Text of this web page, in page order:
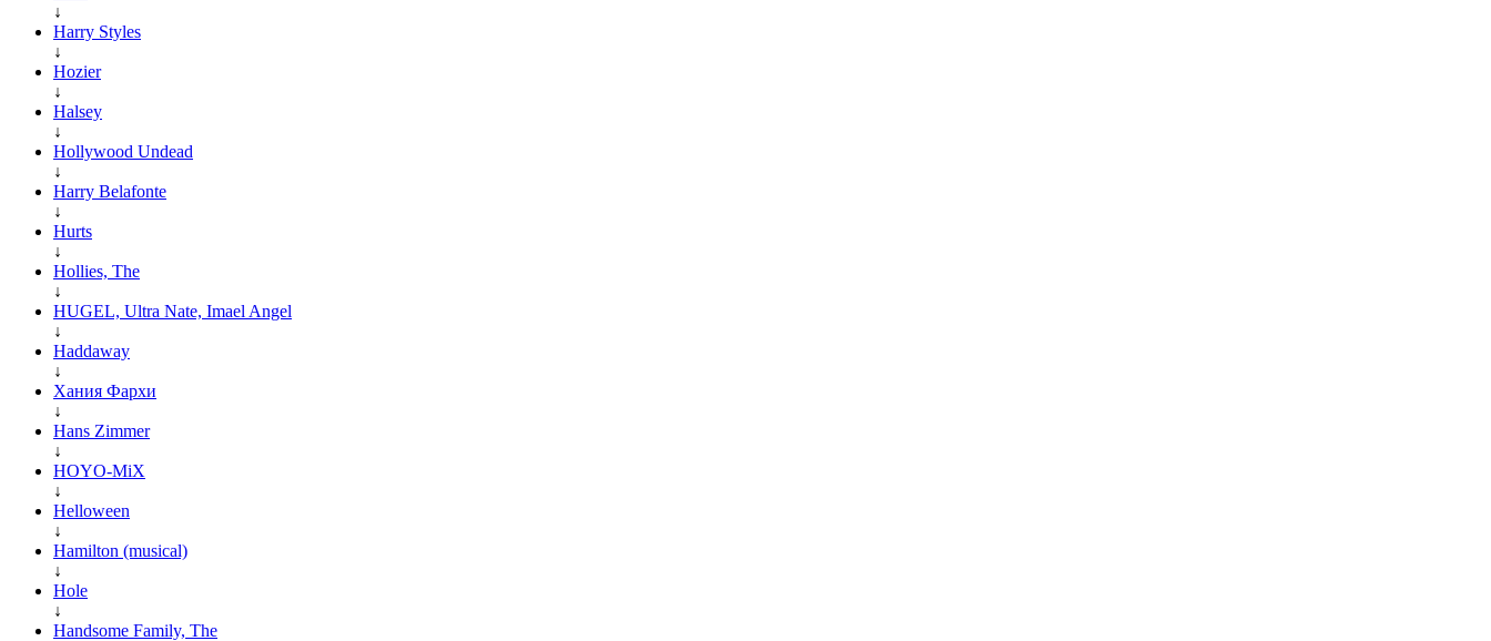
↓
Harry Styles
↓
Hozier
↓
Halsey
↓
Hollywood Undead
↓
Harry Belafonte
↓
Hurts
↓
Hollies, The
↓
HUGEL, Ultra Nate, Imael Angel
↓
Haddaway
↓
Хания Фархи
↓
Hans Zimmer
↓
HOYO-MiX
↓
Helloween
↓
Hamilton (musical)
↓
Hole
↓
Handsome Family, The